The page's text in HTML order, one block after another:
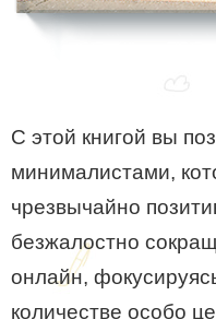
С этой книгой вы
минималистами,
чрезвычайно
безжалостно
онлайн,
количестве особо